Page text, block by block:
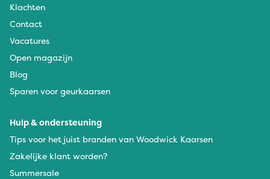
Klachten
Contact
Vacatures
Open magazijn
Blog
Sparen voor geurkaarsen
Hulp & ondersteuning
Tips voor het juist branden van Woodwick Kaarsen
Zakelijke klant worden?
Summersale